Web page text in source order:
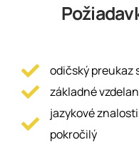
odičský preukaz
základné
jazykové
pokročilý